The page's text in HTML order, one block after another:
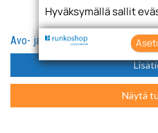
Avo- ja päätyhyllyköt
Näytä
Hyväksymällä sallit
teknologioiden käytön
sekä käyttämiseen.
suostumuksesi
“Asetukset” painiketta.